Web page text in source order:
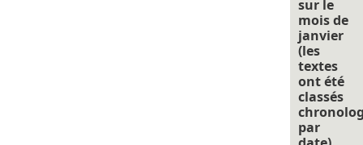
sur le
mois de
janvier
(les
textes
ont été
classés
par